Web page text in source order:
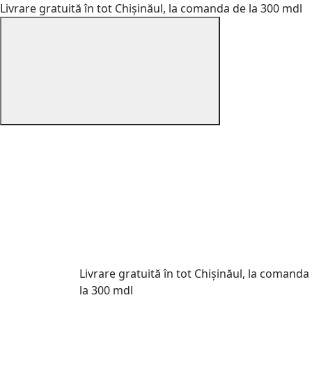
Livrare gratuită în tot Chișinăul, la comanda de la 300 mdl
Livrare gratuită în tot Chișinăul, la comanda
la 300 mdl